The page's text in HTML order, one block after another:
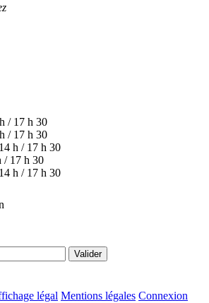
/ 17 h 30
/ 17 h 30
h / 17 h 30
/ 17 h 30
h / 17 h 30
Valider
légal Mentions légales Connexion